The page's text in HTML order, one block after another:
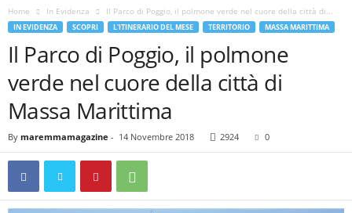
Home In Evidenza Il Parco di Poggio, il polmone verde nel cuore della città di...
IN EVIDENZA SCOPRI L'ITINERARIO DEL MESE TERRITORIO MASSA MARITTIMA
Il Parco di Poggio, il polmone
verde nel cuore della città di
Massa Marittima
By maremmamagazine - 14 Novembre 2018 2924 0